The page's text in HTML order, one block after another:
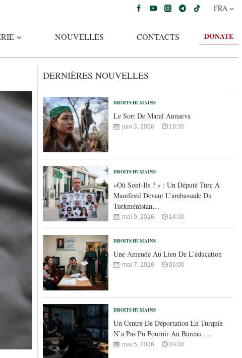
FRA
NOUVELLES CONTACTS DONATE
DERNIÈRES NOUVELLES
DROITS HUMAINS
Le Sort De Maral Annaeva
juin 3, 2026 18:35
DROITS HUMAINS
«Où Sont-Ils ? » : Un Député Turc A
Manifesté Devant L’ambassade Du
Turkménistan…
mai 9, 2026 14:00
DROITS HUMAINS
Une Amende Au Lieu De L’éducation
mai 7, 2026 06:00
DROITS HUMAINS
Un Centre De Déportation En Turquie
N’a Pas Pu Fournir Au Bureau …
mai 5, 2026 09:00